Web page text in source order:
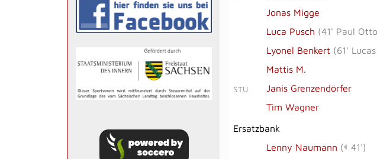
Jonas Migge
Luca Pusch (41' Paul
Lyonel Benkert (61'
Mattis M.
STU
Janis Grenzendörfer
Tim Wagner
Ersatzbank
Lenny Naumann (
41')